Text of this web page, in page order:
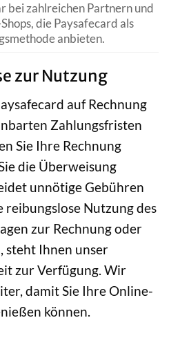
bei zahlreichen Partnern und
die Paysafecard als
anbieten.
zur Nutzung
auf Rechnung
Zahlungsfristen
Sie Ihre Rechnung
die Überweisung
unnötige Gebühren
Nutzung des
zur Rechnung oder
steht Ihnen unser
zur Verfügung. Wir
damit Sie Ihre Online-
können.